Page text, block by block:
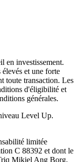
en investissement.
et une forte
toute transaction. Les
d'éligibilité et
générales.
Level Up.
limitée
C 88392 et dont le
Mikiel Ang Borg,